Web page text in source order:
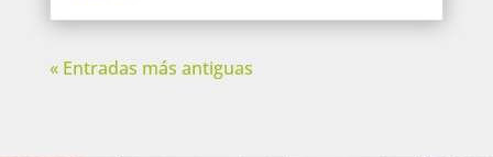
« Entradas más antiguas